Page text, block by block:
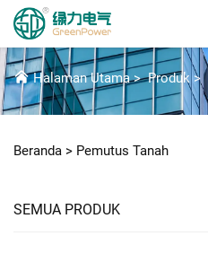
Produk
Tentang Kami
PEMUTUS TANAH
Halaman Utama>Produk >
Beranda > Pemutus Tanah
SEMUA PRODUK